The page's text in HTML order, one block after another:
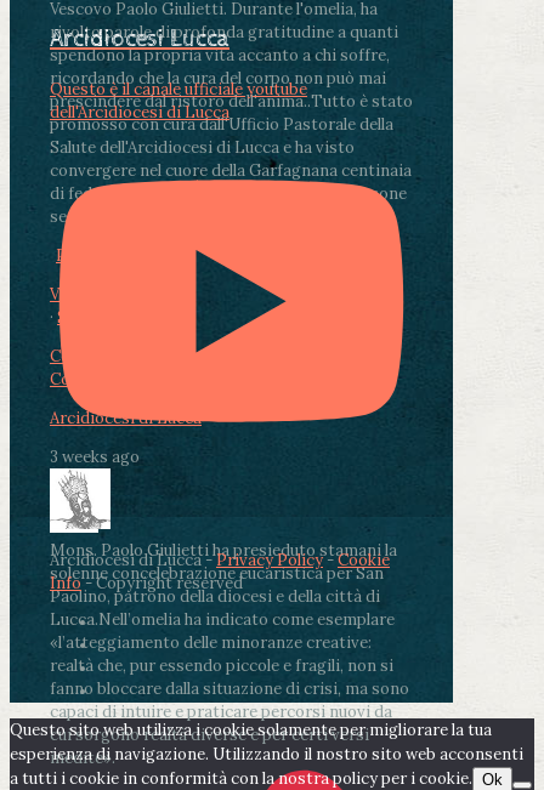
Vescovo Paolo Giulietti. Durante l'omelia, ha
rivolto parole di profonda gratitudine a quanti
spendono la propria vita accanto a chi soffre,
ricordando che la cura del corpo non può mai
prescindere dal ristoro dell'anima..Tutto è stato
promosso con cura dall'Ufficio Pastorale della
Salute dell'Arcidiocesi di Lucca e ha visto
convergere nel cuore della Garfagnana centinaia
di fedeli, operatori sanitari, volontari e persone
segnate dalla malattia.
Photo
View on Facebook
· Share
Condividi su Facebook
Condividi su LinkedIn
Arcidiocesi di Lucca
3 weeks ago
Mons. Paolo Giulietti ha presieduto stamani la
solenne concelebrazione eucaristica per San
Paolino, patrono della diocesi e della città di
Lucca.Nell’omelia ha indicato come esemplare
«l’atteggiamento delle minoranze creative:
realtà che, pur essendo piccole e fragili, non si
fanno bloccare dalla situazione di crisi, ma sono
capaci di intuire e praticare percorsi nuovi da
cui sorgono realtà diverse e per certi versi
inedite».
Arcidiocesi Lucca
Questo è il canale ufficiale youtube
dell'Arcidiocesi di Lucca
Arcidiocesi di Lucca -Privacy Policy-Cookie
Info- Copyright reserved
Questo sito web utilizza i cookie solamente per migliorare la tua
esperienza di navigazione. Utilizzando il nostro sito web acconsenti
a tutti i cookie in conformità con la nostra policy per i cookie. Ok